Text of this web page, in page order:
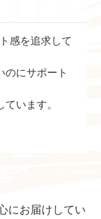
感を追求して
のにサポート
います。
にお届けしてい